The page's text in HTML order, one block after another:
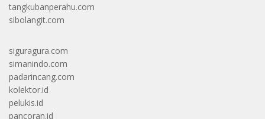
tangkubanperahu.com
sibolangit.com
siguragura.com
simanindo.com
padarincang.com
kolektor.id
pelukis.id
pancoran.id